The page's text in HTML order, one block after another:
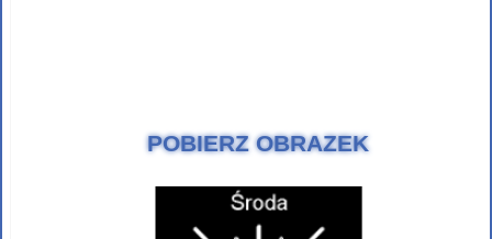
POBIERZ OBRAZEK